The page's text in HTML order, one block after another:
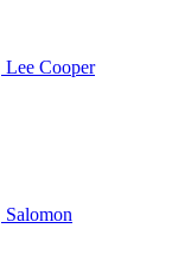
Lee Cooper
Salomon